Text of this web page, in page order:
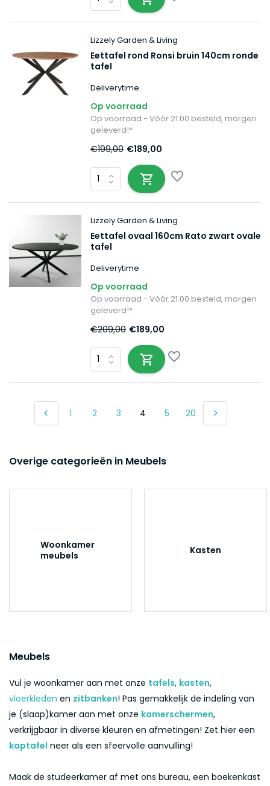
Lizzely Garden & Living
Eettafel rond Ronsi bruin 140cm ronde
tafel
Deliverytime
Op voorraad
Op voorraad - Vóór 21:00 besteld, morgen
geleverd!*
€199,00 €189,00
Lizzely Garden & Living
Eettafel ovaal 160cm Rato zwart ovale
tafel
Deliverytime
Op voorraad
Op voorraad - Vóór 21:00 besteld, morgen
geleverd!*
€209,00 €189,00
1 2 3 4 5 20
Overige categorieën in Meubels
Woonkamer
meubels
Kasten
Meubels
Vul je woonkamer aan met onze tafels, kasten,
vloerkleden en zitbanken! Pas gemakkelijk de indeling van
je (slaap)kamer aan met onze kamerschermen,
verkrijgbaar in diverse kleuren en afmetingen! Zet hier een
kaptafel neer als een sfeervolle aanvulling!
Maak de studeerkamer af met ons bureau, een boekenkast